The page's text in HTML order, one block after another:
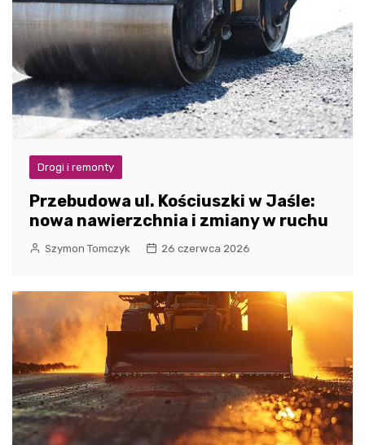
Drogi i remonty
Przebudowa ul. Kościuszki w Jaśle:
nowa nawierzchnia i zmiany w ruchu
Szymon Tomczyk 26 czerwca 2026